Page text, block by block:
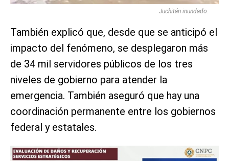
Juchitán inundado.
También explicó que, desde que se anticipó el
impacto del fenómeno, se desplegaron más
de 34 mil servidores públicos de los tres
niveles de gobierno para atender la
emergencia. También aseguró que hay una
coordinación permanente entre los gobiernos
federal y estatales.